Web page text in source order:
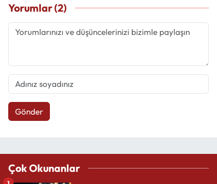
Yorumlar (2)
Gönder
Çok Okunanlar